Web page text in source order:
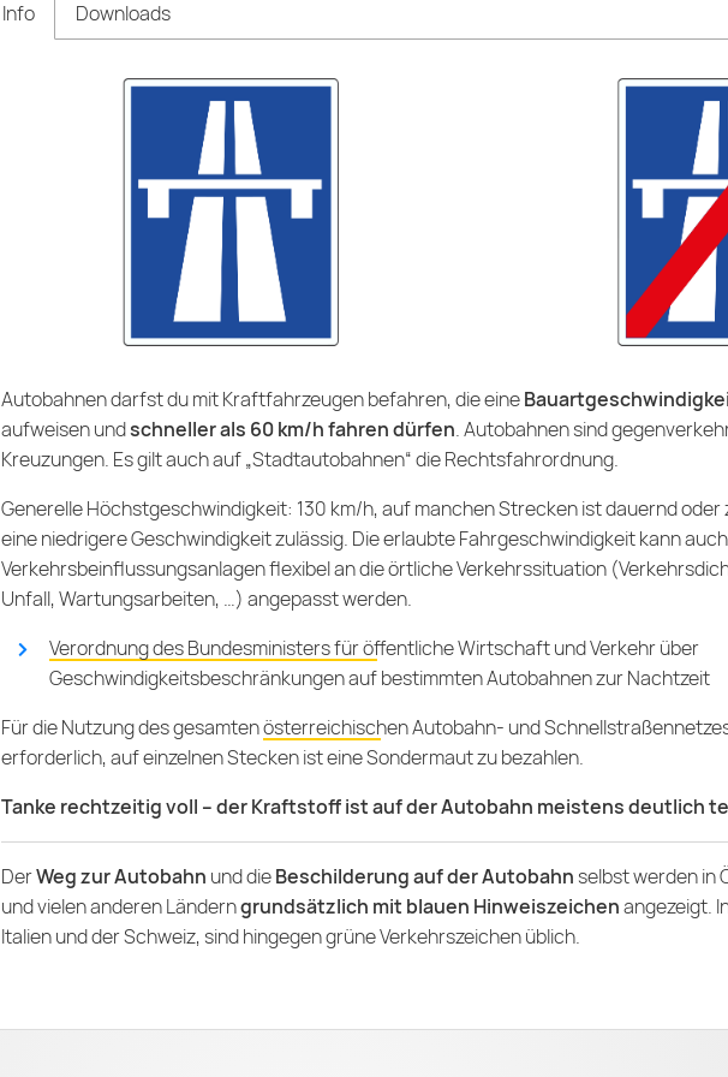
Info Downloads
Autobahnen darfst du mit Kraftfahrzeugen befahren, die eine
aufweisen undschneller als 60 km/h fahren dürfen. Autobahnen sind
Kreuzungen. Es gilt auch auf „Stadtautobahnen“ die Rechtsfahrordnung.
Generelle Höchstgeschwindigkeit: 130 km/h, auf manchen Strecken ist dauernd
eine niedrigere Geschwindigkeit zulässig. Die erlaubte Fahrgeschwindigkeit kann
Verkehrsbeinflussungsanlagen flexibel an die örtliche Verkehrssituation
Unfall, Wartungsarbeiten, …) angepasst werden.
Verordnung des Bundesministers für öffentliche Wirtschaft und Verkehr über
Geschwindigkeitsbeschränkungen auf bestimmten Autobahnen zur Nachtzeit
Für die Nutzung des gesamtenösterreichischen Autobahn- und
erforderlich, auf einzelnen Stecken ist eine Sondermaut zu bezahlen.
Tanke rechtzeitig voll – der Kraftstoff ist auf der Autobahn meistens deutlich
DerWeg zur Autobahn und dieBeschilderung auf der Autobahn selbst werden in
und vielen anderen Länderngrundsätzlich mit blauen Hinweiszeichenangezeigt.
Italien und der Schweiz, sind hingegen grüne Verkehrszeichen üblich.